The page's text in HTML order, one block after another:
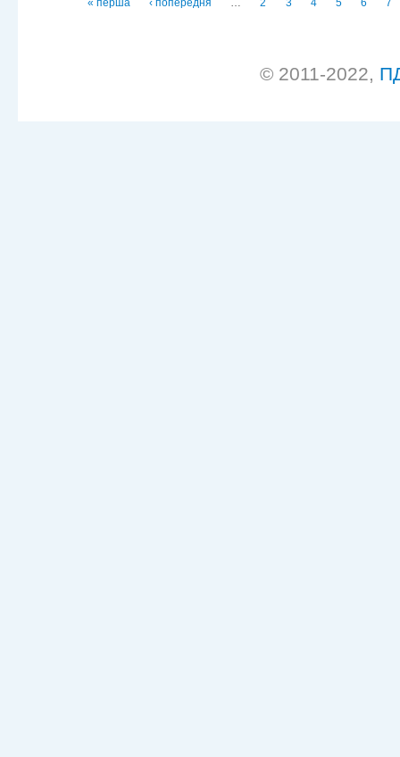
Сторінки
« перша ‹ попередня … 2 3 4 5 6 7
© 2011-2022,